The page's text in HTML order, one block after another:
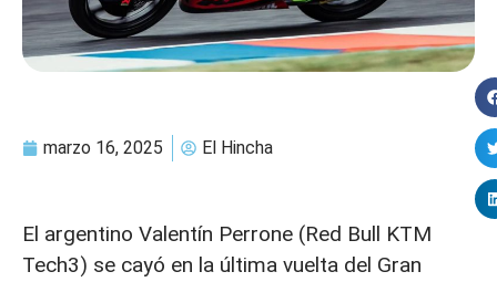
marzo 16, 2025 El Hincha
El argentino Valentín Perrone (Red Bull KTM
Tech3) se cayó en la última vuelta del Gran